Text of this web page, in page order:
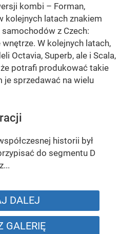
kombi – Forman,
kolejnych latach znakiem
z Czech:
W kolejnych latach,
Octavia, Superb, ale i Scala,
potrafi produkować takie
je sprzedawać na wielu
historii był
do segmentu D
DALEJ
GALERIĘ